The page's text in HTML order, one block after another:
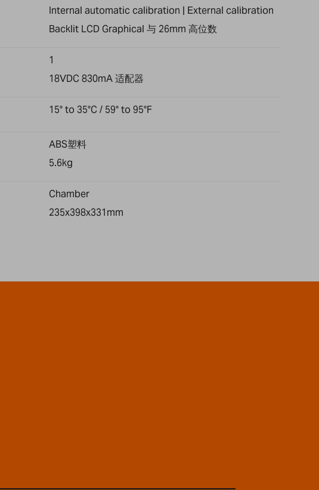
Internal automatic calibration | External calibration
Backlit LCD Graphical 与 26mm 高位数
1
18VDC 830mA 适配器
15° to 35°C / 59° to 95°F
ABS塑料
5.6kg
Chamber
235x398x331mm